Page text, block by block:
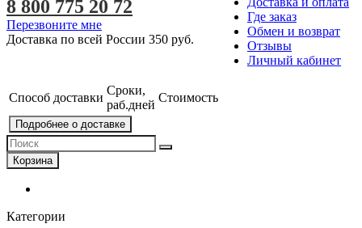
Где заказ
Обмен и возврат
Отзывы
Личный кабинет
8 800 775 20 72
Перезвоните мне
Доставка по всей России 350 руб.
Способ доставки
Сроки,
раб.дней
Стоимость
Подробнее о доставке
Корзина
Категории